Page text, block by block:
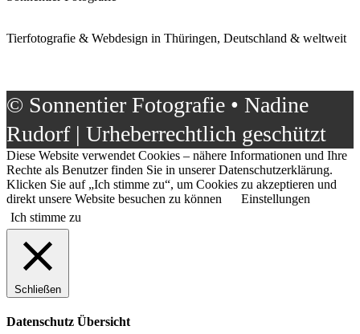
Tierfotografie & Webdesign in Thüringen, Deutschland & weltweit
© Sonnentier Fotografie • Nadine
Rudorf | Urheberrechtlich geschützt
Diese Website verwendet Cookies – nähere Informationen und Ihre
Rechte als Benutzer finden Sie in unserer Datenschutzerklärung.
Klicken Sie auf „Ich stimme zu“, um Cookies zu akzeptieren und
direkt unsere Website besuchen zu können
Einstellungen
Ich stimme zu
Schließen
Datenschutz Übersicht